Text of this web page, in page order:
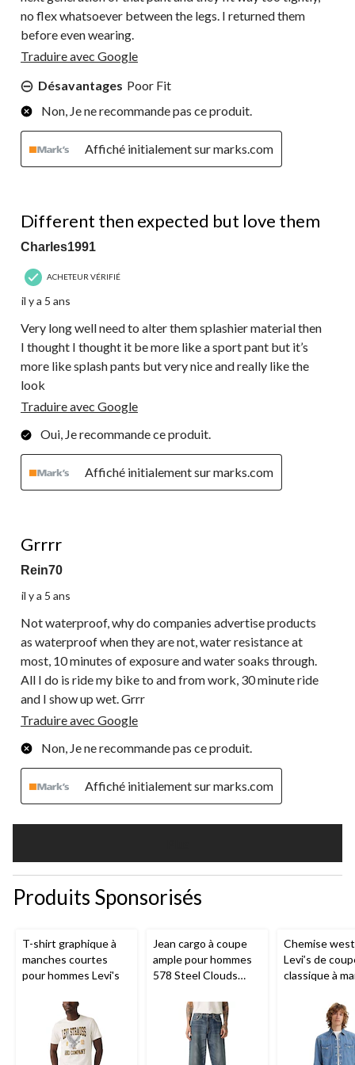
no flex whatsoever between the legs. I returned them
before even wearing.
Traduire avec Google
Désavantages Poor Fit
Non, Je ne recommande pas ce produit.
Affiché initialement sur marks.com
Different then expected but love them
Charles1991
ACHETEUR VÉRIFIÉ
il y a 5 ans
Very long well need to alter them splashier material then
I thought I thought it be more like a sport pant but it’s
more like splash pants but very nice and really like the
look
Traduire avec Google
Oui, Je recommande ce produit.
Affiché initialement sur marks.com
Grrrr
Rein70
il y a 5 ans
Not waterproof, why do companies advertise products
as waterproof when they are not, water resistance at
most, 10 minutes of exposure and water soaks through.
All I do is ride my bike to and from work, 30 minute ride
and I show up wet. Grrr
Traduire avec Google
Non, Je ne recommande pas ce produit.
Affiché initialement sur marks.com
Produits Sponsorisés
T-shirt graphique à
manches courtes
pour hommes Levi's
Jean cargo à coupe
ample pour hommes
578 Steel Clouds
Chemise
Levi’s de
classique à
de coton pour
hommes